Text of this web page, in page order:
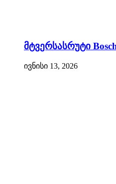
მტვერსასრუტი
ივნისი 13, 2026